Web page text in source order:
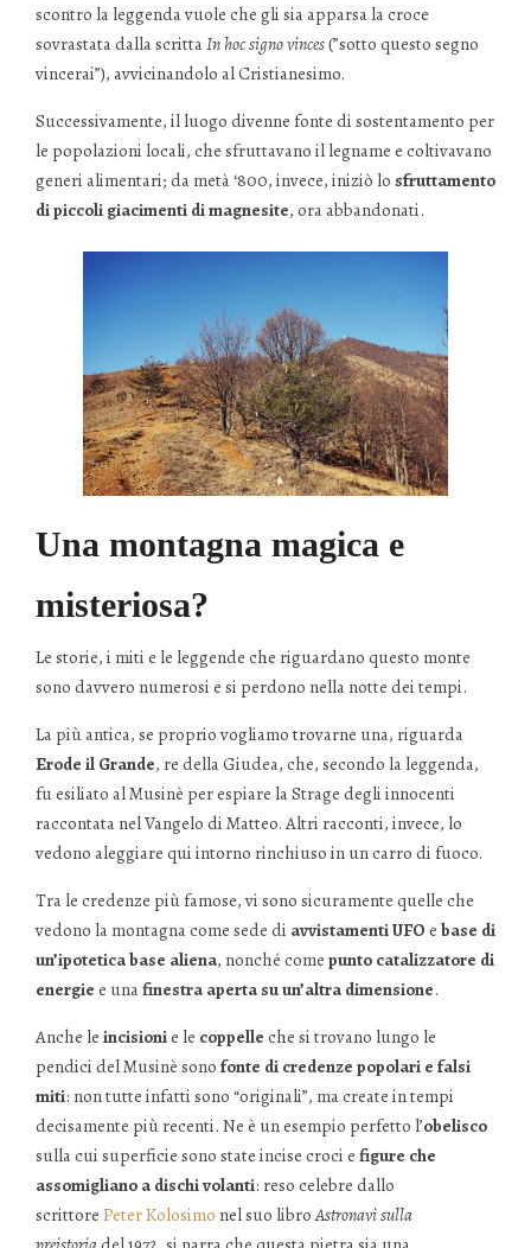
scontro la leggenda vuole che gli sia apparsa la croce
sovrastata dalla scrittaIn hoc signo vinces(”sotto questo segno
vincerai”), avvicinandolo al Cristianesimo.
Successivamente, il luogo divenne fonte di sostentamento per
le popolazioni locali, che sfruttavano il legname e coltivavano
generi alimentari; da metà ‘800, invece, iniziò lo sfruttamento
di piccoli giacimenti di magnesite, ora abbandonati.
Una montagna magica e
misteriosa?
Le storie, i miti e le leggende che riguardano questo monte
sono davvero numerosi e si perdono nella notte dei tempi.
La più antica, se proprio vogliamo trovarne una, riguarda
Erode il Grande, re della Giudea, che, secondo la leggenda,
fu esiliato al Musinè per espiare la Strage degli innocenti
raccontata nel Vangelo di Matteo. Altri racconti, invece, lo
vedono aleggiare qui intorno rinchiuso in un carro di fuoco.
Tra le credenze più famose, vi sono sicuramente quelle che
vedono la montagna come sede di avvistamenti UFO e base di
un’ipotetica base aliena, nonché come punto catalizzatore di
energie e unafinestra aperta su un’altra dimensione.
Anche le incisionie le coppelle che si trovano lungo le
pendici del Musinè sono fonte di credenze popolari e falsi
miti: non tutte infatti sono “originali”, ma create in tempi
decisamente più recenti. Ne è un esempio perfetto l’obelisco
sulla cui superficie sono state incise croci e figure che
assomigliano a dischi volanti: reso celebre dallo
scrittore Peter Kolosimo nel suo libroAstronavi sulla